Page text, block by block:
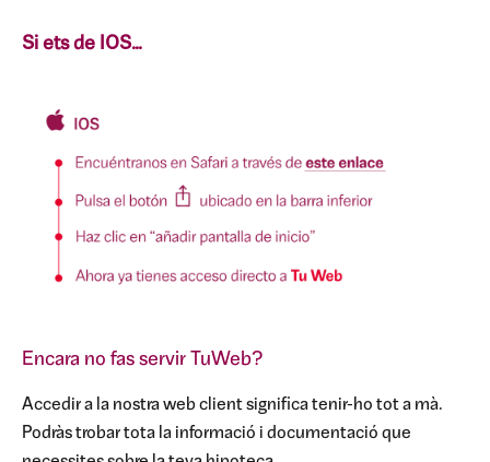
Si ets de IOS…
Encara no fas servir TuWeb?
Accedir a la nostra web client significa tenir-ho tot a mà.
Podràs trobar tota la informació i documentació que